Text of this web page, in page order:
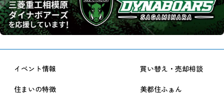
イベント情報
住まいの特徴
買い替え・売却相談
美都住ふぁん